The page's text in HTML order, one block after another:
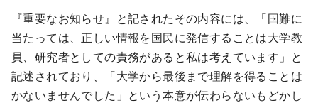
『重要なお知らせ』と記されたその内容には、「国難に
当たっては、正しい情報を国民に発信することは大学教
員、研究者としての責務があると私は考えています」と
記述されており、「大学から最後まで理解を得ることは
かないませんでした」という本意が伝わらないもどかし